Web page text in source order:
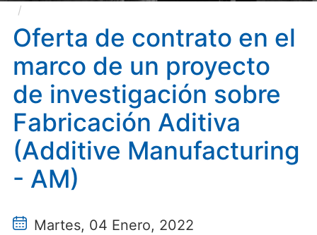
investigación sobre Fabricación Aditiva (Additive
Manufacturing - AM)
Oferta de contrato en el
marco de un proyecto
de investigación sobre
Fabricación Aditiva
(Additive Manufacturing
- AM)
Martes, 04 Enero, 2022